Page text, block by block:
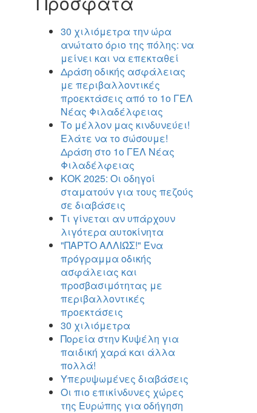
30 χιλιόμετρα την ώρα
ανώτατο όριο της πόλης: να
μείνει και να επεκταθεί
Δράση οδικής ασφάλειας
με περιβαλλοντικές
προεκτάσεις από το 1ο ΓΕΛ
Νέας Φιλαδέλφειας
Το μέλλον μας κινδυνεύει!
Ελάτε να το σώσουμε!
Δράση στο 1ο ΓΕΛ Νέας
Φιλαδέλφειας
ΚΟΚ 2025: Οι οδηγοί
σταματούν για τους πεζούς
σε διαβάσεις
Τι γίνεται αν υπάρχουν
λιγότερα αυτοκίνητα
"ΠΑΡΤΟ ΑΛΛΙΏΣ!" Ένα
πρόγραμμα οδικής
ασφάλειας και
προσβασιμότητας με
περιβαλλοντικές
προεκτάσεις
30 χιλιόμετρα
Πορεία στην Κυψέλη για
παιδική χαρά και άλλα
πολλά!
Υπερυψωμένες διαβάσεις
Οι πιο επικίνδυνες χώρες
της Ευρώπης για οδήγηση